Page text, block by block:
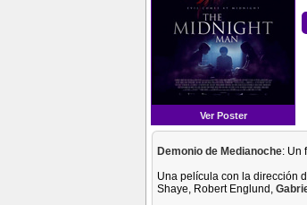
Ver Poster
Demonio de Medianoche: Un
Una película con la dirección
Shaye, Robert Englund,